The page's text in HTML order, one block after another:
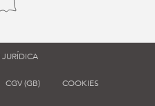
CGV (GB) COOKIES